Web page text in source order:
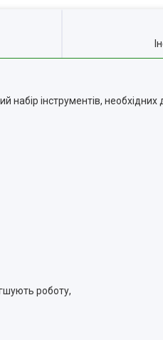
набір інструментів, необхідних
роботу,